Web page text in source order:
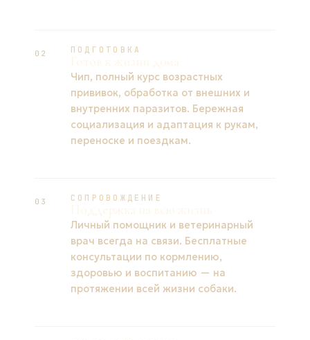
02 ПОДГОТОВКА
Чип, полный курс возрастных
прививок, обработка от внешних и
внутренних паразитов. Бережная
социализация и адаптация к рукам,
переноске и поездкам.
03 СОПРОВОЖДЕНИЕ
Личный помощник и ветеринарный
врач всегда на связи. Бесплатные
консультации по кормлению,
здоровью и воспитанию — на
протяжении всей жизни собаки.